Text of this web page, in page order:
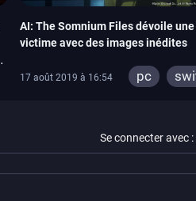
AI: The Somnium Files dévoile
victime avec des images inédites
17 août 2019 à 16:54 pc
Se connecter avec :